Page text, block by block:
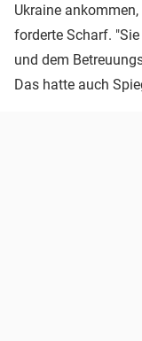
Ukraine
forderte Scharf.
und dem
Das hatte auch